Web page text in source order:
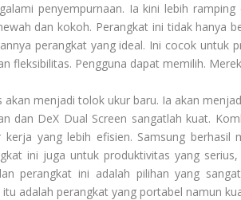
penyempurnaan. Ia kini lebih
dan kokoh. Perangkat ini tidak hanya
perangkat yang ideal. Ini cocok untuk
fleksibilitas. Pengguna dapat memilih.
akan menjadi tolok ukur baru. Ia akan
dan DeX Dual Screen sangatlah kuat.
yang lebih efisien. Samsung berhasil
ini juga untuk produktivitas yang
perangkat ini adalah pilihan yang
adalah perangkat yang portabel namun